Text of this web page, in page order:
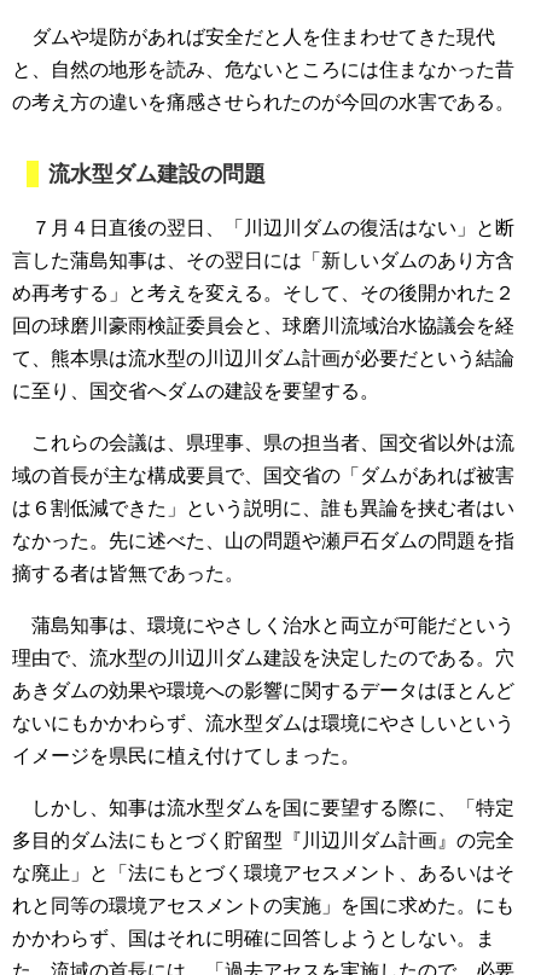
ダムや堤防があれば安全だと人を住まわせてきた現代
と、自然の地形を読み、危ないところには住まなかった昔
の考え方の違いを痛感させられたのが今回の水害である。
流水型ダム建設の問題
７月４日直後の翌日、「川辺川ダムの復活はない」と断
言した蒲島知事は、その翌日には「新しいダムのあり方含
め再考する」と考えを変える。そして、その後開かれた２
回の球磨川豪雨検証委員会と、球磨川流域治水協議会を経
て、熊本県は流水型の川辺川ダム計画が必要だという結論
に至り、国交省へダムの建設を要望する。
これらの会議は、県理事、県の担当者、国交省以外は流
域の首長が主な構成要員で、国交省の「ダムがあれば被害
は６割低減できた」という説明に、誰も異論を挟む者はい
なかった。先に述べた、山の問題や瀬戸石ダムの問題を指
摘する者は皆無であった。
蒲島知事は、環境にやさしく治水と両立が可能だという
理由で、流水型の川辺川ダム建設を決定したのである。穴
あきダムの効果や環境への影響に関するデータはほとんど
ないにもかかわらず、流水型ダムは環境にやさしいという
イメージを県民に植え付けてしまった。
しかし、知事は流水型ダムを国に要望する際に、「特定
多目的ダム法にもとづく貯留型『川辺川ダム計画』の完全
な廃止」と「法にもとづく環境アセスメント、あるいはそ
れと同等の環境アセスメントの実施」を国に求めた。にも
かかわらず、国はそれに明確に回答しようとしない。ま
た、流域の首長には、「過去アセスを実施したので、必要